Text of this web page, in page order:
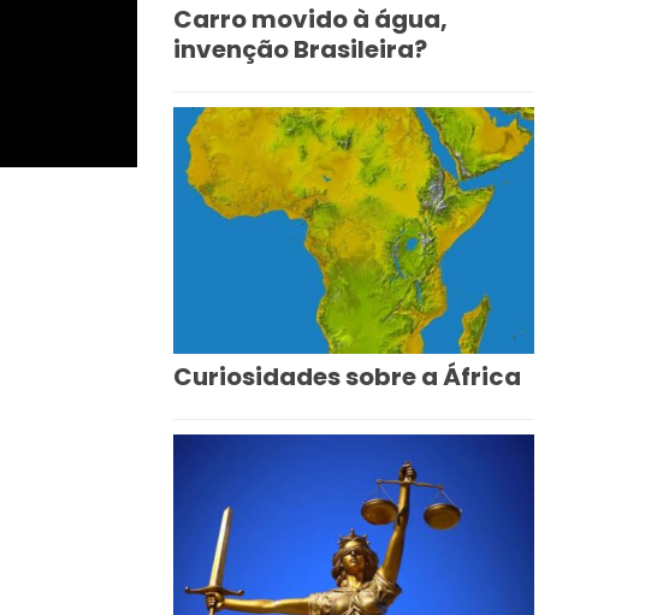
Carro movido à água,
invenção Brasileira?
Curiosidades sobre a África